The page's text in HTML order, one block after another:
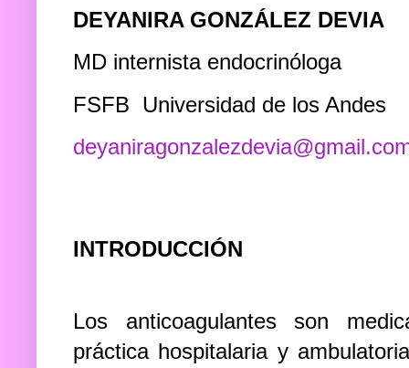
DEYANIRA GONZÁLEZ DEVIA
MD internista endocrinóloga
FSFB Universidad de los Andes
INTRODUCCIÓN
Los anticoagulantes son
práctica hospitalaria y